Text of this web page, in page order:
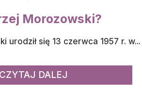
Morozowski?
urodził się 13 czerwca 1957 r. w...
CZYTAJ DALEJ